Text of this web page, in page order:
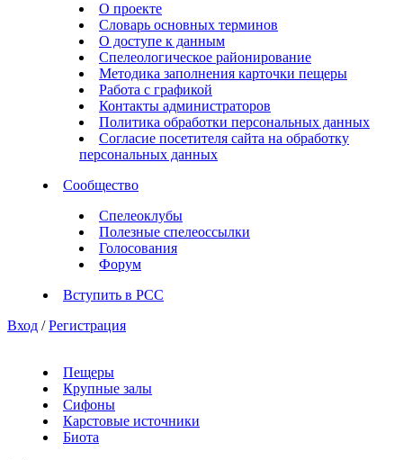
О проекте
Словарь основных терминов
О доступе к данным
Спелеологическое районирование
Методика заполнения карточки пещеры
Работа с графикой
Контакты администраторов
Политика обработки персональных данных
Согласие посетителя сайта на обработку
персональных данных
Сообщество
Спелеоклубы
Полезные спелеоссылки
Голосования
Форум
Вступить в РСС
Вход / Регистрация
Пещеры
Крупные залы
Сифоны
Карстовые источники
Биота